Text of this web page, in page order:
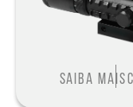
Saiba mais